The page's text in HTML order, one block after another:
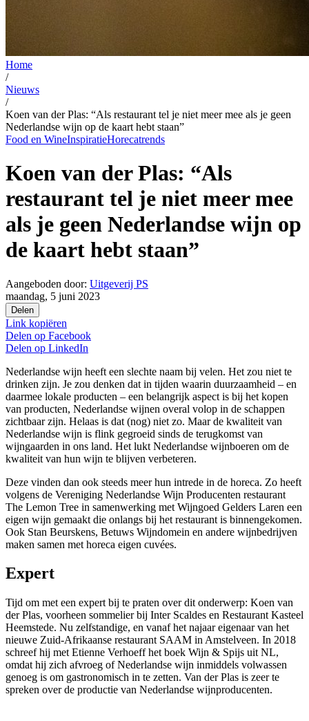
Home
/
Nieuws
/
Koen van der Plas: “Als restaurant tel je niet meer mee als je geen
Nederlandse wijn op de kaart hebt staan”
Food en WineInspiratieHorecatrends
Koen van der Plas: “Als
restaurant tel je niet meer mee
als je geen Nederlandse wijn op
de kaart hebt staan”
Aangeboden door: Uitgeverij PS
maandag, 5 juni 2023
Delen
Link kopiëren
Delen op Facebook
Delen op LinkedIn
Nederlandse wijn heeft een slechte naam bij velen. Het zou niet te
drinken zijn. Je zou denken dat in tijden waarin duurzaamheid – en
daarmee lokale producten – een belangrijk aspect is bij het kopen
van producten, Nederlandse wijnen overal volop in de schappen
zichtbaar zijn. Helaas is dat (nog) niet zo. Maar de kwaliteit van
Nederlandse wijn is flink gegroeid sinds de terugkomst van
wijngaarden in ons land. Het lukt Nederlandse wijnboeren om de
kwaliteit van hun wijn te blijven verbeteren.
Deze vinden dan ook steeds meer hun intrede in de horeca. Zo heeft
volgens de Vereniging Nederlandse Wijn Producenten restaurant
The Lemon Tree in samenwerking met Wijngoed Gelders Laren een
eigen wijn gemaakt die onlangs bij het restaurant is binnengekomen.
Ook Stan Beurskens, Betuws Wijndomein en andere wijnbedrijven
maken samen met horeca eigen cuvées.
Expert
Tijd om met een expert bij te praten over dit onderwerp: Koen van
der Plas, voorheen sommelier bij Inter Scaldes en Restaurant Kasteel
Heemstede. Nu zelfstandige, en vanaf het najaar eigenaar van het
nieuwe Zuid-Afrikaanse restaurant SAAM in Amstelveen. In 2018
schreef hij met Etienne Verhoeff het boek Wijn & Spijs uit NL,
omdat hij zich afvroeg of Nederlandse wijn inmiddels volwassen
genoeg is om gastronomisch in te zetten. Van der Plas is zeer te
spreken over de productie van Nederlandse wijnproducenten.